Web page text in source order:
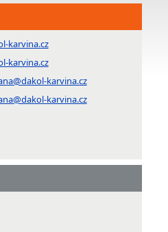
karvina.cz
karvina.cz
karvina.cz
karvina.cz